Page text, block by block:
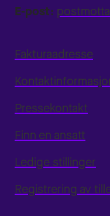
E-post:
Fakturaadresse
Pressekontakt
Finn en ansatt
Ledige stillinger
Registrering av